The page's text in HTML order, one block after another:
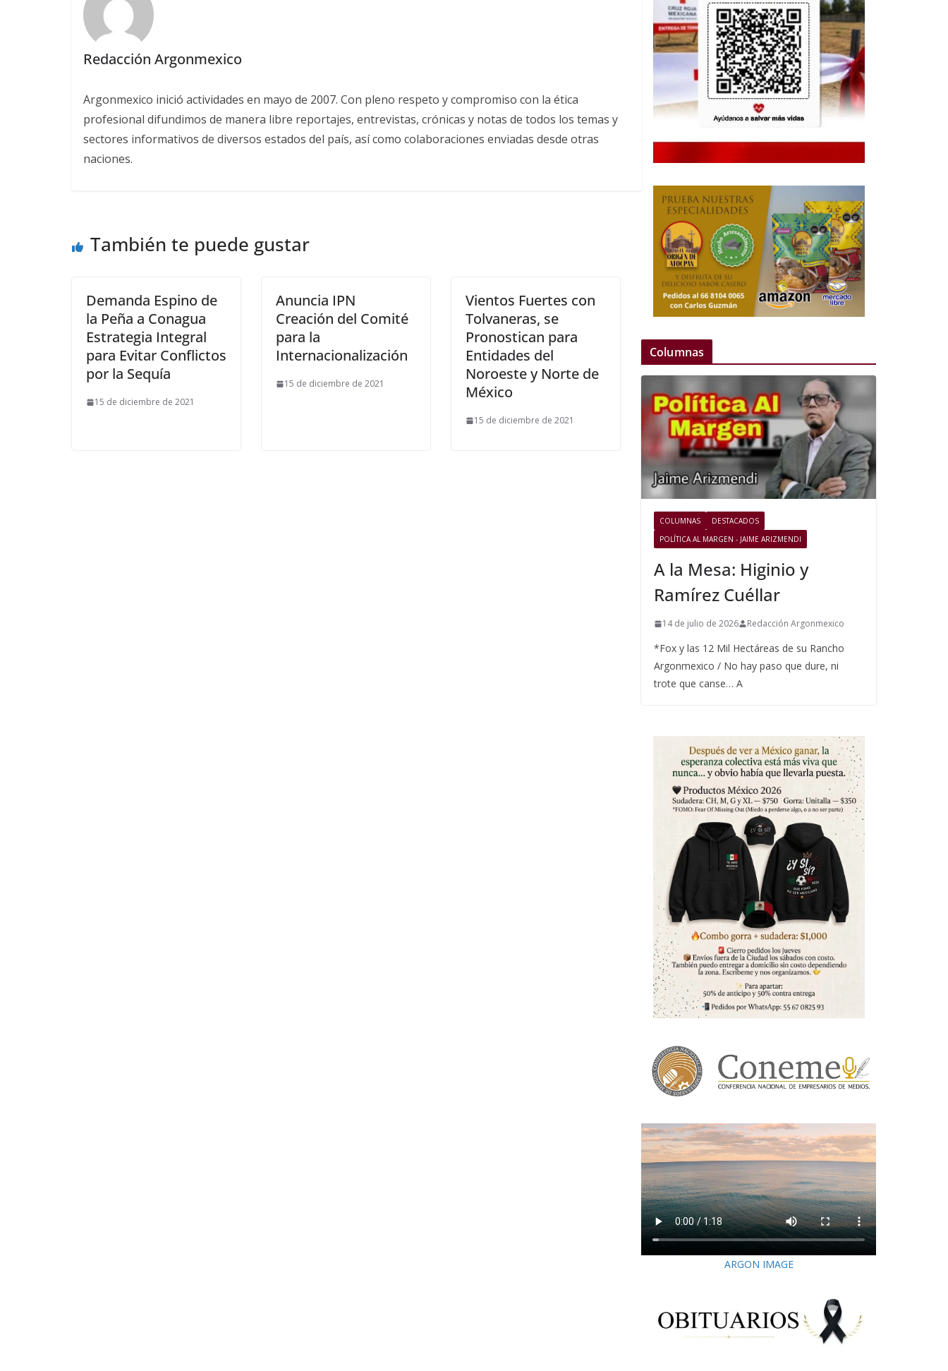
Redacción Argonmexico
Argonmexico inició actividades en mayo de 2007. Con pleno respeto y compromiso con la ética
profesional difundimos de manera libre reportajes, entrevistas, crónicas y notas de todos los temas y
sectores informativos de diversos estados del país, así como colaboraciones enviadas desde otras
naciones.
También te puede gustar
Demanda Espino de
la Peña a Conagua
Estrategia Integral
para Evitar Conflictos
por la Sequía
15 de diciembre de 2021
Anuncia IPN
Creación del Comité
para la
Internacionalización
15 de diciembre de 2021
Vientos Fuertes con
Tolvaneras, se
Pronostican para
Entidades del
Noroeste y Norte de
México
15 de diciembre de 2021
Columnas
COLUMNAS
DESTACADOS
POLÍTICA AL MARGEN - JAIME ARIZMENDI
A la Mesa: Higinio y
Ramírez Cuéllar
14 de julio de 2026 Redacción Argonmexico
*Fox y las 12 Mil Hectáreas de su Rancho
Argonmexico / No hay paso que dure, ni
trote que canse… A
ARGON IMAGE